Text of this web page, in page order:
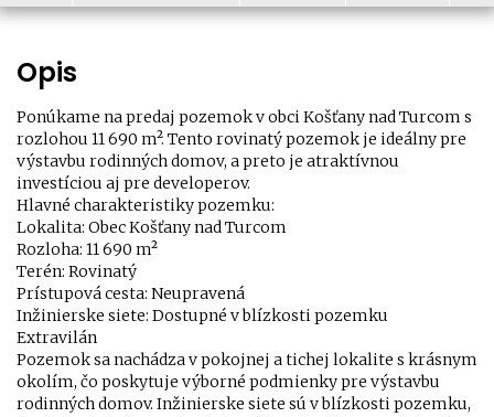
Opis
Ponúkame na predaj pozemok v obci Košťany nad Turcom s
rozlohou 11 690 m². Tento rovinatý pozemok je ideálny pre
výstavbu rodinných domov, a preto je atraktívnou
investíciou aj pre developerov.
Hlavné charakteristiky pozemku:
Lokalita: Obec Košťany nad Turcom
Rozloha: 11 690 m²
Terén: Rovinatý
Prístupová cesta: Neupravená
Inžinierske siete: Dostupné v blízkosti pozemku
Extravilán
Pozemok sa nachádza v pokojnej a tichej lokalite s krásnym
okolím, čo poskytuje výborné podmienky pre výstavbu
rodinných domov. Inžinierske siete sú v blízkosti pozemku,